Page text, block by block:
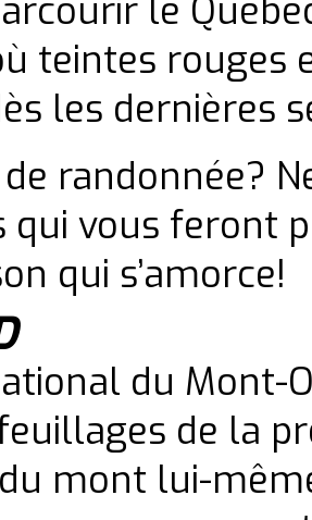
le
teintes rouges
les dernières
randonnée?
qui vous feront
qui s’amorce!
du Mont-
de la
mont lui-